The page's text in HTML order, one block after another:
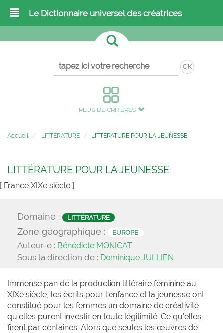
Le Dictionnaire universel des créatrices
OK
PLUS DE CRITÈRES
Accueil LITTÉRATURE LITTÉRATURE POUR LA JEUNESSE
LITTÉRATURE POUR LA JEUNESSE
[ France XIXe siècle ]
Domaine : LITTÉRATURE
Zone géographique : EUROPE
Auteur-e : Bénédicte MONICAT
Sous la direction de : Dominique JULLIEN
Immense pan de la production littéraire féminine au
XIXe siècle, les écrits pour l’enfance et la jeunesse ont
constitué pour les femmes un domaine de créativité
qu’elles purent investir en toute légitimité. Ce qu’elles
firent par centaines. Alors que seules les œuvres de